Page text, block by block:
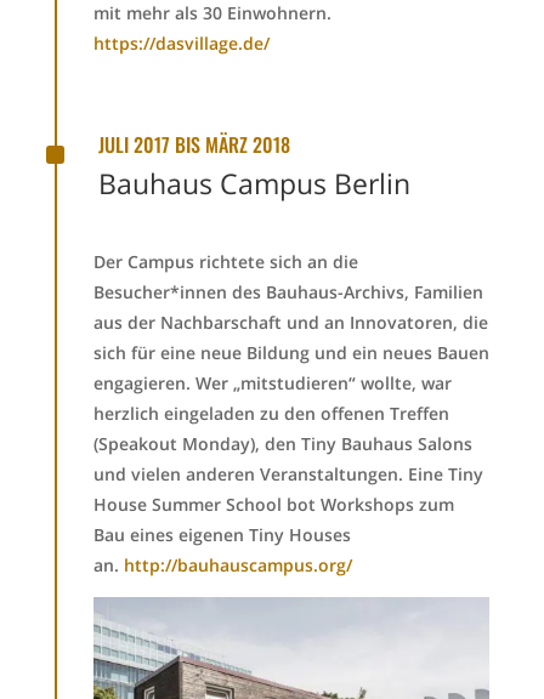
mit mehr als 30 Einwohnern.
https://dasvillage.de/
^ JULI 2017 BIS MÄRZ 2018
Bauhaus Campus Berlin
Der Campus richtete sich an die
Besucher*innen des Bauhaus-Archivs, Familien
aus der Nachbarschaft und an Innovatoren, die
sich für eine neue Bildung und ein neues Bauen
engagieren. Wer „mitstudieren“ wollte, war
herzlich eingeladen zu den offenen Treffen
(Speakout Monday), den Tiny Bauhaus Salons
und vielen anderen Veranstaltungen. Eine Tiny
House Summer School bot Workshops zum
Bau eines eigenen Tiny Houses
an. http://bauhauscampus.org/